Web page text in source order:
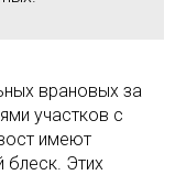
врановых за
участков с
имеют
блеск. Этих